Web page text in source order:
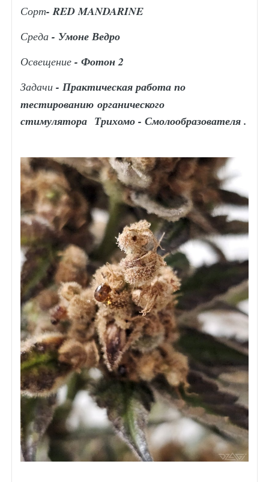
Сорт- RED MANDARINE
Среда - Умоне Ведро
Освещение - Фотон 2
Задачи - Практическая работа по
тестированию органического
стимулятора Трихомо - Смолообразователя .